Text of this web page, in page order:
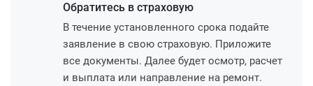
Обратитесь в страховую
В течение установленного срока подайте
заявление в свою страховую. Приложите
все документы. Далее будет осмотр, расчет
и выплата или направление на ремонт.